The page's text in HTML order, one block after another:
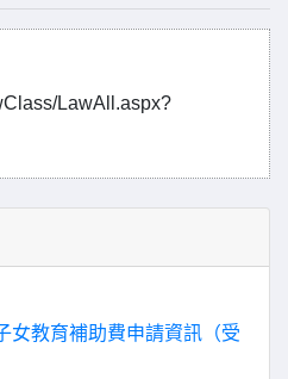
LawAll.aspx?
女教育補助費申請資訊（受